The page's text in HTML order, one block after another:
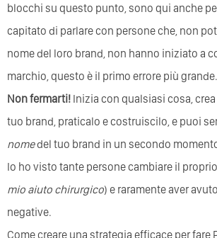
blocchi su questo punto, sono qui anche
capitato di parlare con persone che, non
nome del loro brand, non hanno iniziato a
marchio, questo è il primo errore più grande.
Non fermarti! Inizia con qualsiasi cosa,
tuo brand, praticalo e costruiscilo, e puoi
nomedel tuo brand in un secondo
Io ho visto tante persone cambiare il
mio aiuto chirurgico) e raramente aver
negative.
Come creare una strategia efficace per fare